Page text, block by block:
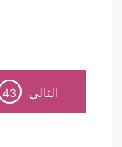
التالي 43